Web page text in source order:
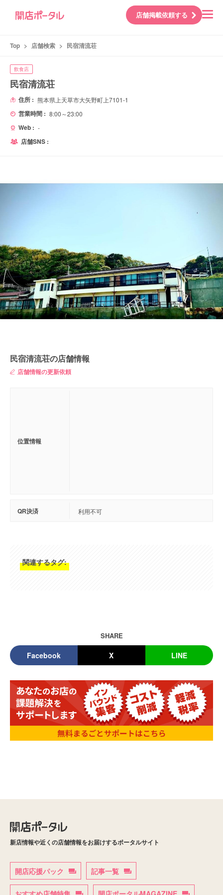
店舗掲載依頼する
Top > 店舗検索 > 民宿清流荘
飲食店
民宿清流荘
住所 : 熊本県上天草市大矢野町上7101-1
営業時間 : 8:00～23:00
Web : -
店舗SNS :
民宿清流荘の店舗情報
店舗情報の更新依頼
位置情報
QR決済 利用不可
関連するタグ:
SHARE
Facebook X LINE
新店情報や近くの店舗情報をお届けするポータルサイト
開店応援パック 記事一覧